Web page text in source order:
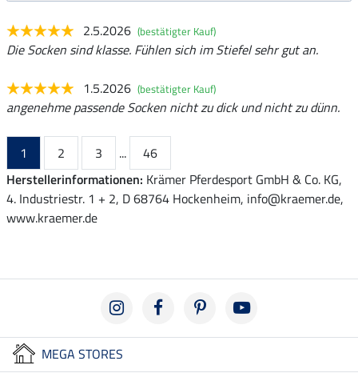
2.5.2026 (bestätigter Kauf)
Die Socken sind klasse. Fühlen sich im Stiefel sehr gut an.
1.5.2026 (bestätigter Kauf)
angenehme passende Socken nicht zu dick und nicht zu dünn.
1 2 3 ...
46
Herstellerinformationen: Krämer Pferdesport GmbH & Co. KG,
4. Industriestr. 1 + 2, D 68764 Hockenheim, info@kraemer.de,
www.kraemer.de
MEGA STORES